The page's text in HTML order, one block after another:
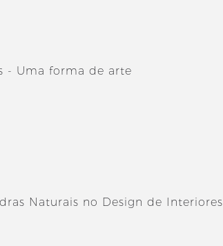
- Uma forma de arte
Naturais no Design de Interiores